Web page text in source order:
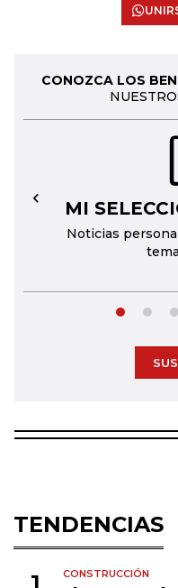
CONOZCA LOS
MI
Noticias
←
TENDENCIAS
CONSTRUCCIÓN